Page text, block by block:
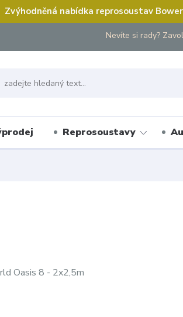
Zvýhodněná nabídka reprosoustav
Nevíte si rady?
Reprosoustavy